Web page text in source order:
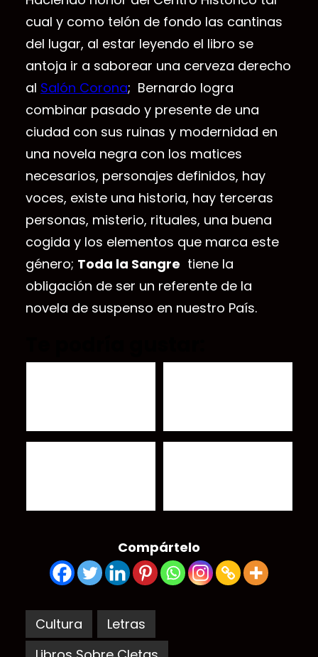
cual y como telón de fondo las cantinas
del lugar, al estar leyendo el libro se
antoja ir a saborear una cerveza derecho
al Salón Corona; Bernardo logra
combinar pasado y presente de una
ciudad con sus ruinas y modernidad en
una novela negra con los matices
necesarios, personajes definidos, hay
voces, existe una historia, hay terceras
personas, misterio, rituales, una buena
cogida y los elementos que marca este
género; Toda la Sangre tiene la
obligación de ser un referente de la
novela de suspenso en nuestro País.
Compártelo
Cultura
Letras